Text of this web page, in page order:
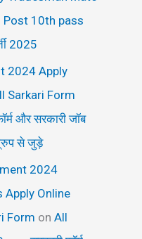
10th pass
2025
2024 Apply
Sarkari Form
और सरकारी जॉब
से जुड़े
2024
Online
Form onAll